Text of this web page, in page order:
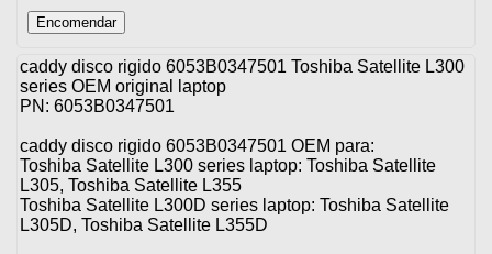
caddy disco rigido 6053B0347501 Toshiba Satellite L300
series OEM original laptop
PN: 6053B0347501
caddy disco rigido 6053B0347501 OEM para:
Toshiba Satellite L300 series laptop: Toshiba Satellite
L305, Toshiba Satellite L355
Toshiba Satellite L300D series laptop: Toshiba Satellite
L305D, Toshiba Satellite L355D